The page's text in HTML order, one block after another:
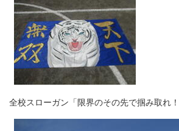
全校スローガン「限界のその先で掴み取れ